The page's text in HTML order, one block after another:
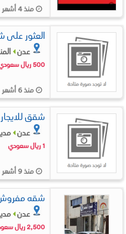
منذ 4 أشهر
العثور على
عدن
500 ريال سعودي
منذ 6 أشهر
شقق للايجار
عدن
1 ريال سعودي
منذ 9 أشهر
شقه مفروش
عدن
2,500 ريال سعودي